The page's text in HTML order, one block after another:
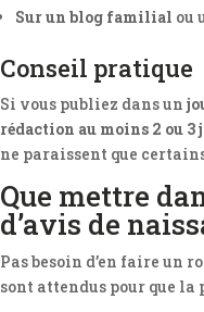
Sur un blog familial ou
Conseil pratique
Si vous publiez dans un
rédaction au moins 2 ou 3
ne paraissent que
Que mettre
d’avis de
Pas besoin d’en faire un
sont attendus pour que